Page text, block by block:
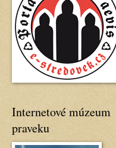
Internetové múzeum
praveku